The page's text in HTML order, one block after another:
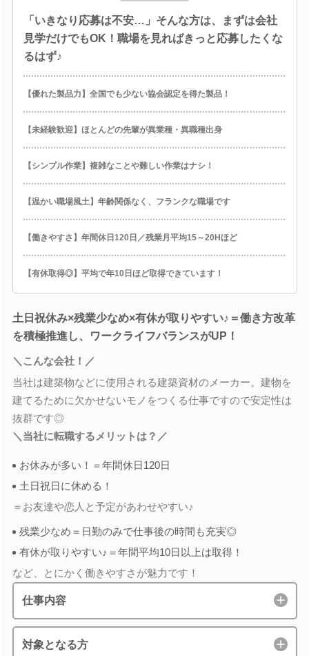
「いきなり応募は不安…」そんな方は、まずは会社
見学だけでもOK！職場を見ればきっと応募したくな
るはず♪
【優れた製品力】全国でも少ない協会認定を得た製品！
【未経験歓迎】ほとんどの先輩が異業種・異職種出身
【シンプル作業】複雑なことや難しい作業はナシ！
【温かい職場風土】年齢関係なく、フランクな職場です
【働きやすさ】年間休日120日／残業月平均15～20Hほど
【有休取得◎】平均で年10日ほど取得できています！
土日祝休み×残業少なめ×有休が取りやすい♪＝働き方改革
を積極推進し、ワークライフバランスがUP！
＼こんな会社！／
当社は建築物などに使用される建築資材のメーカー。建物を
建てるために欠かせないモノをつくる仕事ですので安定性は
抜群です◎
＼当社に転職するメリットは？／
お休みが多い！＝年間休日120日
土日祝日に休める！
＝お友達や恋人と予定があわせやすい♪
残業少なめ＝日勤のみで仕事後の時間も充実◎
有休が取りやすい♪＝年間平均10日以上は取得！
など、とにかく働きやすさが魅力です！
仕事内容
対象となる方